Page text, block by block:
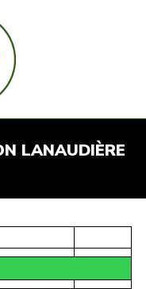
LANAUDIÈRE